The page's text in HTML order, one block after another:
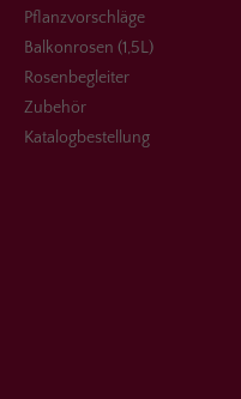
Pflanzvorschläge
Balkonrosen (1,5L)
Rosenbegleiter
Zubehör
Katalogbestellung